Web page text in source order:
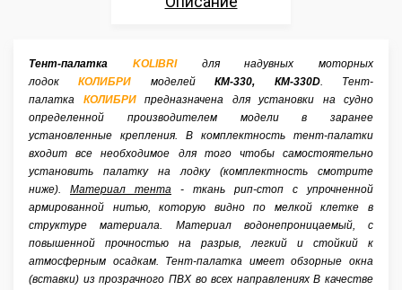
Отзывы
Аксессуары
Тент-палатка KOLIBRI
для надувных моторных
лодокКОЛИБРИ моделейКМ-330, КМ-330D. Тент-
палатка КОЛИБРИпредназначена для установки на судно
определенной производителем модели в заранее
установленные крепления. В комплектность тент-палатки
входит все необходимое для того чтобы самостоятельно
установить палатку на лодку (комплектность смотрите
ниже). Материал тента - ткань рип-стоп с упрочненной
армированной нитью, которую видно по мелкой клетке в
структуре материала. Материал водонепроницаемый, с
повышенной прочностью на разрыв, легкий и стойкий к
атмосферным осадкам. Тент-палатка имеет обзорные окна
(вставки) из прозрачного ПВХ во всех направлениях В качестве